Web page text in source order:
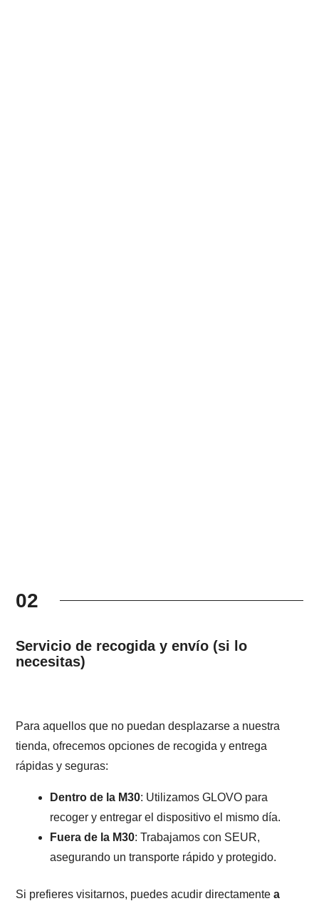
02
Servicio de recogida y envío (si lo
necesitas)
Para aquellos que no puedan desplazarse a nuestra
tienda, ofrecemos opciones de recogida y entrega
rápidas y seguras:
Dentro de la M30: Utilizamos GLOVO para
recoger y entregar el dispositivo el mismo día.
Fuera de la M30: Trabajamos con SEUR,
asegurando un transporte rápido y protegido.
Si prefieres visitarnos, puedes acudir directamentea